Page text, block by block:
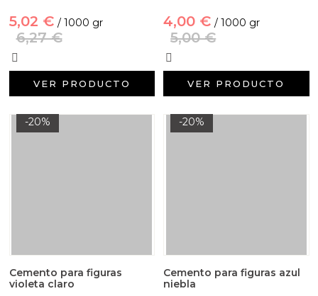
5,02 € / 1000 gr
6,27 €
VER PRODUCTO
4,00 € / 1000 gr
5,00 €
VER PRODUCTO
-20%
Cemento para figuras
violeta claro
-20%
Cemento para figuras azul
niebla